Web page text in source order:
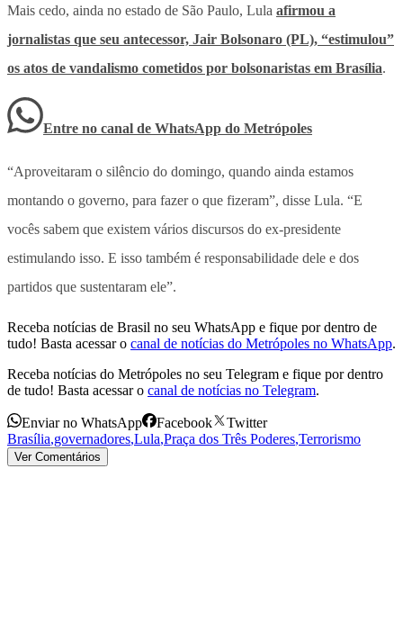
Mais cedo, ainda no estado de São Paulo, Lula afirmou a
jornalistas que seu antecessor, Jair Bolsonaro (PL), “estimulou”
os atos de vandalismo cometidos por bolsonaristas em Brasília.
Entre no canal de WhatsApp do Metrópoles
“Aproveitaram o silêncio do domingo, quando ainda estamos
montando o governo, para fazer o que fizeram”, disse Lula. “E
vocês sabem que existem vários discursos do ex-presidente
estimulando isso. E isso também é responsabilidade dele e dos
partidos que sustentaram ele”.
Receba notícias de Brasil no seu WhatsApp e fique por dentro de
tudo! Basta acessar o canal de notícias do Metrópoles no WhatsApp.
Receba notícias do Metrópoles no seu Telegram e fique por dentro
de tudo! Basta acessar o canal de notícias no Telegram.
Enviar no WhatsApp Facebook
Twitter
Brasília,governadores,Lula,Praça dos Três Poderes,Terrorismo
Ver Comentários